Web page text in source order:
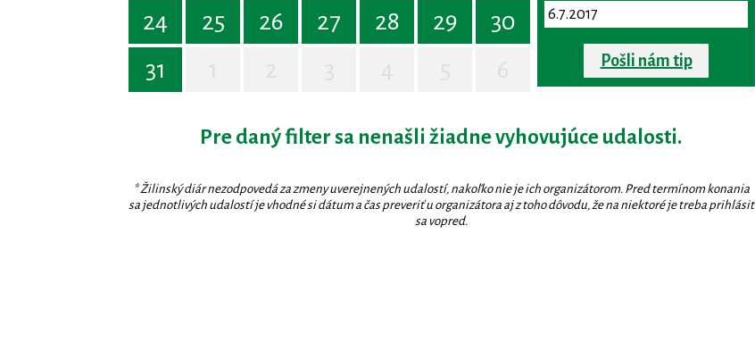
24
25 26 27 28 29
30
31
Pošli nám tip
Pre daný filter sa nenašli žiadne vyhovujúce udalosti.
* Žilinský diár nezodpovedá za zmeny uverejnených udalostí, nakoľko nie je ich organizátorom. Pred termínom konania
sa jednotlivých udalostí je vhodné si dátum a čas preveriť u organizátora aj z toho dôvodu, že na niektoré je treba prihlásiť
sa vopred.